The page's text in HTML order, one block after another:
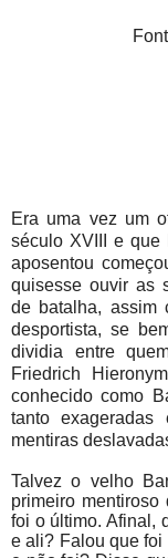
Era uma vez um
século XVIII e que
aposentou
quisesse ouvir as
de batalha, assim
desportista, se
dividia entre
Friedrich
conhecido como
tanto
mentiras
Talvez o velho
primeiro
foi o último. Afinal,
e ali? Falou que foi